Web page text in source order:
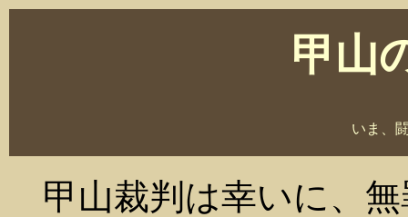
甲山
いま、
甲山裁判は幸いに、